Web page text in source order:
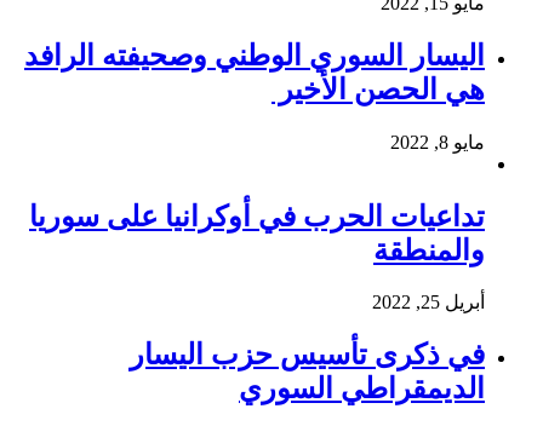
اليسار السوري الوطني وصحيفته الرافد
هي الحصن الأخير
مايو 8, 2022
تداعيات الحرب في أوكرانيا على سوريا
والمنطقة
أبريل 25, 2022
في ذكرى تأسيس حزب اليسار
الديمقراطي السوري